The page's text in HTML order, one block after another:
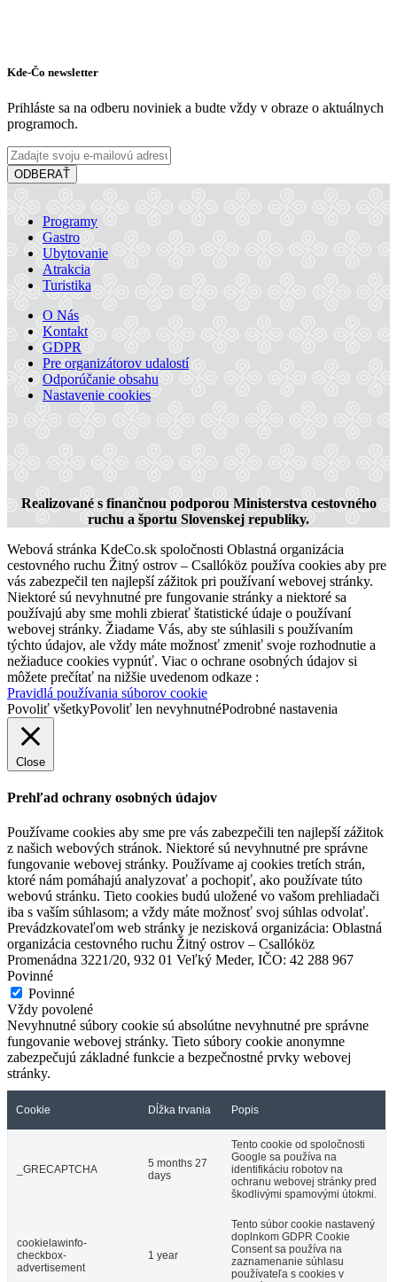
Hotel Legend
Dunajská Streda
Hotel
Apartmán Lenka
Veľký Meder
Kde-Čo newsletter
Prihláste sa na odberu noviniek a budte vždy v obraze o aktuálnych
programoch.
ODBERAŤ
Programy
Gastro
Ubytovanie
Atrakcia
Turistika
O Nás
Kontakt
GDPR
Pre organizátorov udalostí
Odporúčanie obsahu
Nastavenie cookies
Realizované s finančnou podporou Ministerstva cestovného
ruchu a športu Slovenskej republiky.
Webová stránka KdeCo.sk spoločnosti Oblastná organizácia
cestovného ruchu Žitný ostrov – Csallóköz používa cookies aby pre
vás zabezpečil ten najlepší zážitok pri používaní webovej stránky.
Niektoré sú nevyhnutné pre fungovanie stránky a niektoré sa
používajú aby sme mohli zbierať štatistické údaje o používaní
webovej stránky. Žiadame Vás, aby ste súhlasili s používaním
týchto údajov, ale vždy máte možnosť zmeniť svoje rozhodnutie a
nežiaduce cookies vypnúť. Viac o ochrane osobných údajov si
môžete prečítať na nižšie uvedenom odkaze :
Pravidlá používania súborov cookie
Povoliť všetkyPovoliť len nevyhnutnéPodrobné nastavenia
Close
Prehľad ochrany osobných údajov
Používame cookies aby sme pre vás zabezpečili ten najlepší zážitok
z našich webových stránok. Niektoré sú nevyhnutné pre správne
fungovanie webovej stránky. Používame aj cookies tretích strán,
ktoré nám pomáhajú analyzovať a pochopiť, ako používate túto
webovú stránku. Tieto cookies budú uložené vo vašom prehliadači
iba s vaším súhlasom; a vždy máte možnosť svoj súhlas odvolať.
Prevádzkovateľom web stránky je nezisková organizácia: Oblastná
organizácia cestovného ruchu Žitný ostrov – Csallóköz
Promenádna 3221/20, 932 01 Veľký Meder, IČO: 42 288 967
Povinné
Povinné
Vždy povolené
Nevyhnutné súbory cookie sú absolútne nevyhnutné pre správne
fungovanie webovej stránky. Tieto súbory cookie anonymne
zabezpečujú základné funkcie a bezpečnostné prvky webovej
stránky.
Cookie Dĺžka trvania Popis
_GRECAPTCHA
5 months 27
days
Tento cookie od spoločnosti
Google sa používa na
identifikáciu robotov na
ochranu webovej stránky pred
škodlivými spamovými útokmi.
cookielawinfo-
checkbox-
advertisement
1 year
Tento súbor cookie nastavený
doplnkom GDPR Cookie
Consent sa používa na
zaznamenanie súhlasu
používateľa s cookies v